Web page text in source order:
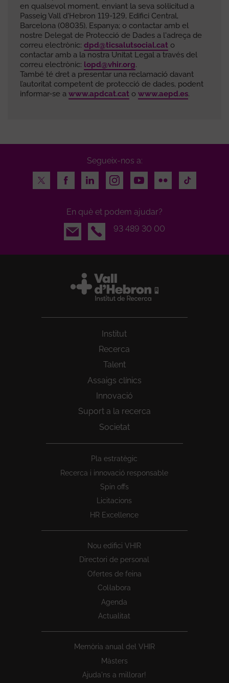
en qualsevol moment, enviant la seva sol·licitud a
Passeig Vall d'Hebron 119-129, Edifici Central,
Barcelona (08035), Espanya; o contactar amb el
nostre Delegat de Protecció de Dades a l'adreça de
correu electrònic: dpd@ticsalutsocial.cat o
contactar amb a la nostra Unitat Legal a través del
correu electrònic: lopd@vhir.org.
També té dret a presentar una reclamació davant
l’autoritat competent de protecció de dades, podent
informar-se a www.apdcat.cat o www.aepd.es.
Segueix-nos a:
Twitter
FacebookLinkedInInstagramYoutubeFlickr TikTok
En què et podem ajudar?
Email
93 489 30 00
Institut
Recerca
Talent
Assaigs clínics
Innovació
Suport a la recerca
Societat
Pla estratègic
Recerca i innovació responsable
Spin offs
Licitacions
HR Excellence
Nou edifici VHIR
Directori de personal
Ofertes de feina
Col·labora
Agenda
Actualitat
Memòria anual del VHIR
Màsters
Ajuda'ns a millorar!